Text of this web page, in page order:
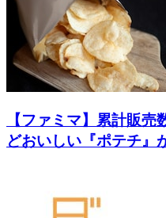
【ファミマ】累計販
どおいしい『ポテチ』